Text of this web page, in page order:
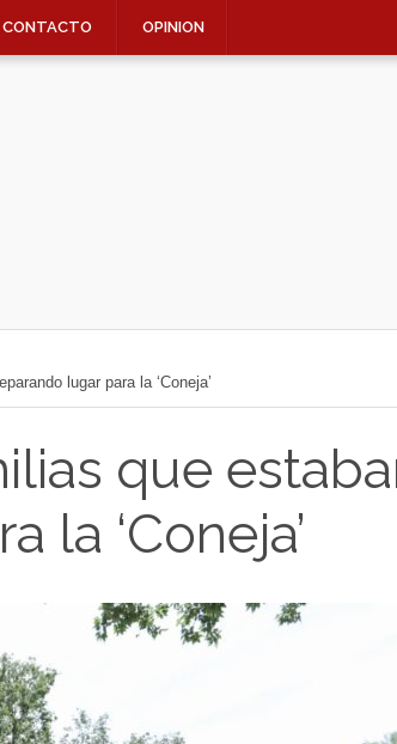
CONTACTO OPINION
lugar para la ‘Coneja’
que
la ‘Coneja’